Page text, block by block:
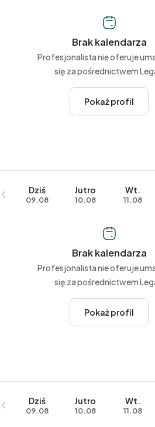
Brak kalendarza
Profesjonalista nie oferuje
się za pośrednictwem
Pokaż profil
Dziś
09.08
Jutro
10.08
Wt.
11.08
Brak kalendarza
Profesjonalista nie oferuje
się za pośrednictwem
Pokaż profil
Dziś
09.08
Jutro
10.08
Wt.
11.08